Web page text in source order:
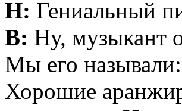
Н: Гениальный
В: Ну, музыкант
Мы его
Хорошие